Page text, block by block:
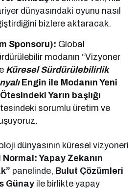
dünyasındaki oyunu nasıl
bizlere aktaracak.
Sponsoru): Global
modanın “Vizyoner
Küresel Sürdürülebilirlik
Engin ile Modanın Yeni
Yarın başlığı
sorumlu üretim ve
dünyasının küresel vizyoneri
Normal: Yapay Zekanın
panelinde, Bulut Çözümleri
Günay ile birlikte yapay